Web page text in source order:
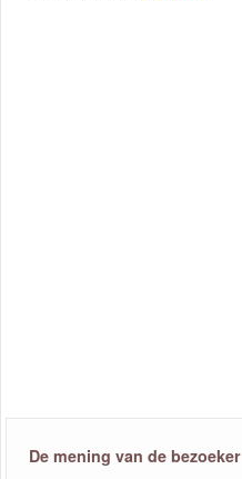
De mening van de bezoeker